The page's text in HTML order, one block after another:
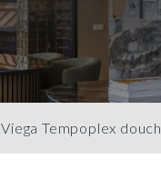
Viega Tempoplex